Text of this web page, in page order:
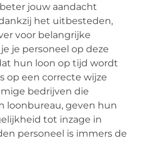
jouw aandacht
het uitbesteden,
voor belangrijke
je personeel op deze
hun loon op tijd wordt
op een correcte wijze
bedrijven die
loonbureau, geven hun
tot inzage in
personeel is immers de